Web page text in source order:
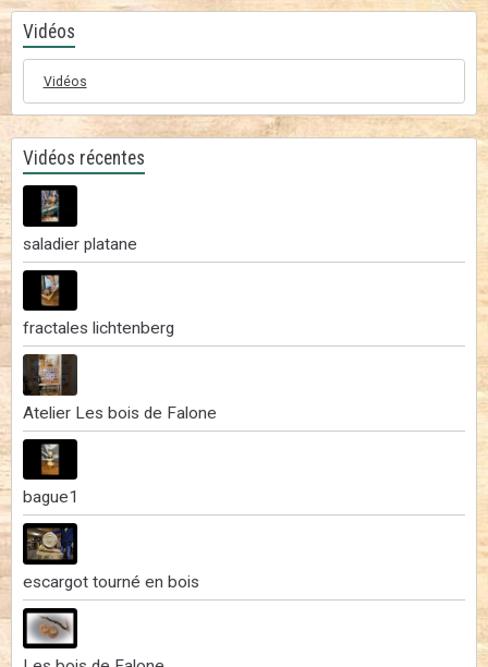
Vidéos
Vidéos
Vidéos récentes
saladier platane
fractales lichtenberg
Atelier Les bois de Falone
bague1
escargot tourné en bois